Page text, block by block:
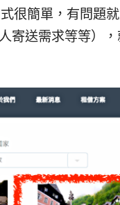
很簡單，有問題
寄送需求等等）